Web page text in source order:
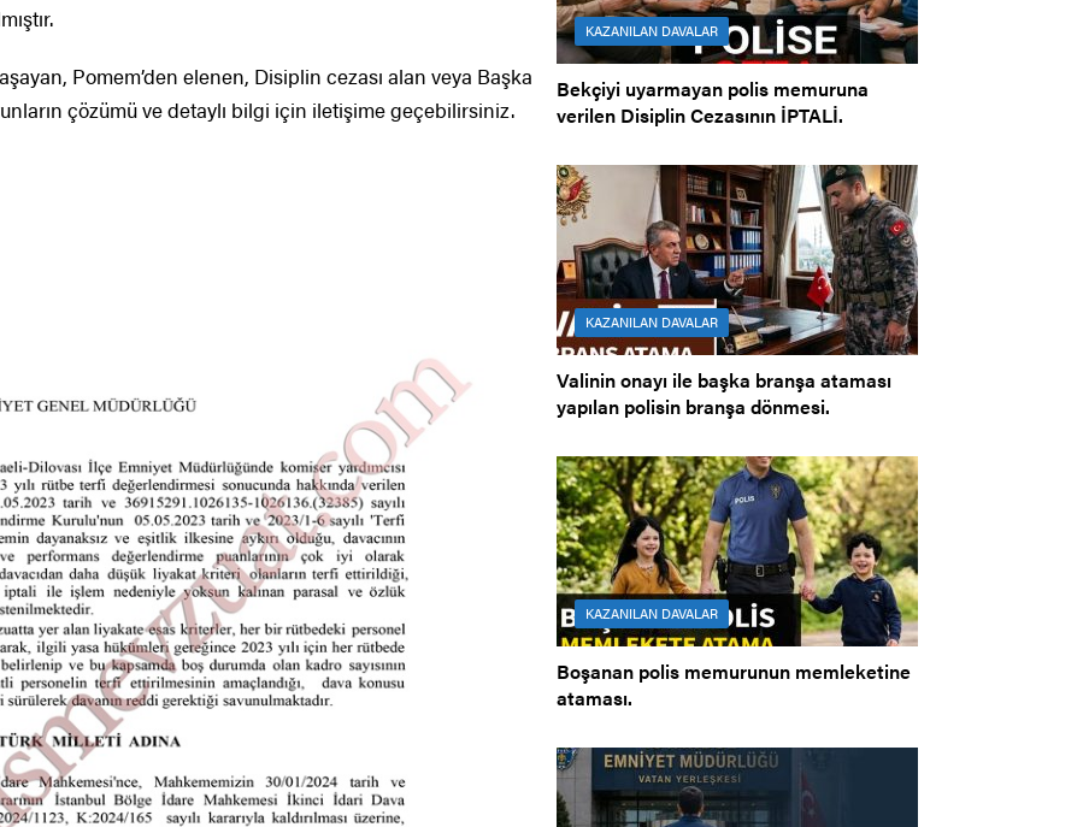
Pomem’den elenen, Disiplin cezası alan veya Başka
çözümü ve detaylı bilgi için iletişime geçebilirsiniz.
KAZANILAN DAVALAR
Bekçiyi uyarmayan polis memuruna
verilen Disiplin Cezasının İPTALİ.
KAZANILAN DAVALAR
Valinin onayı ile başka branşa ataması
yapılan polisin branşa dönmesi.
KAZANILAN DAVALAR
Boşanan polis memurunun memleketine
ataması.